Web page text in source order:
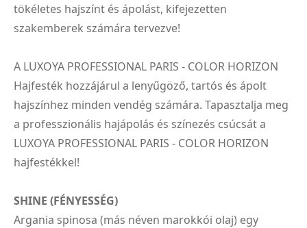
tökéletes hajszínt és ápolást, kifejezetten
szakemberek számára tervezve!
A LUXOYA PROFESSIONAL PARIS - COLOR HORIZON
Hajfesték hozzájárul a lenyűgöző, tartós és ápolt
hajszínhez minden vendég számára. Tapasztalja meg
a professzionális hajápolás és színezés csúcsát a
LUXOYA PROFESSIONAL PARIS - COLOR HORIZON
hajfestékkel!
SHINE (FÉNYESSÉG)
Argania spinosa (más néven marokkói olaj) egy